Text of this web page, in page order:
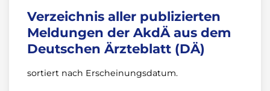
Verzeichnis aller publizierten
Meldungen der AkdÄ aus dem
Deutschen Ärzteblatt (DÄ)
sortiert nach Erscheinungsdatum.